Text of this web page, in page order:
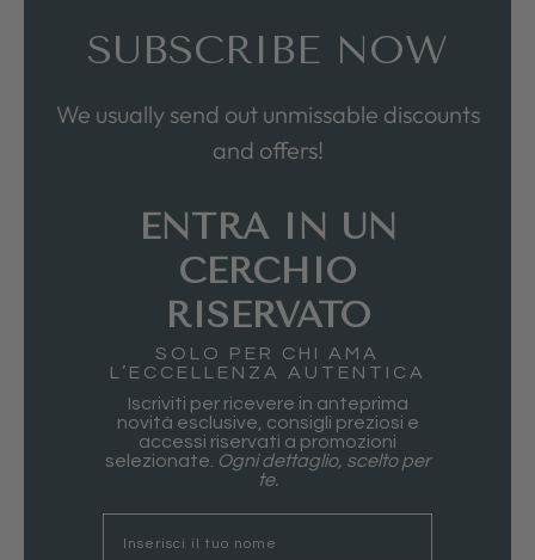
SUBSCRIBE NOW
We usually send out unmissable discounts
and offers!
ENTRA IN UN
CERCHIO
RISERVATO
SOLO PER CHI AMA
L’ECCELLENZA AUTENTICA
Iscriviti per ricevere in anteprima
novità esclusive, consigli preziosi e
accessi riservati a promozioni
selezionate. Ogni dettaglio, scelto per
te.